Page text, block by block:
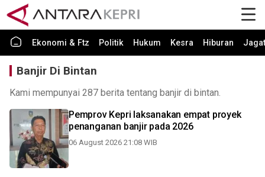
Ekonomi & Ftz Politik Hukum Kesra Hiburan Jagat
Banjir Di Bintan
Kami mempunyai 287 berita tentang banjir di bintan.
Pemprov Kepri laksanakan empat proyek
penanganan banjir pada 2026
06 August 2026 21:08 WIB